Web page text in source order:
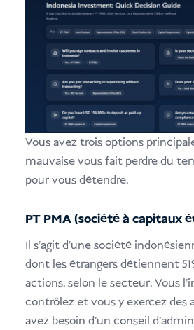
Vous avez trois options
mauvaise vous fait perdre du
pour vous détendre.
PT PMA (société à capitaux
Il s'agit d'une société
dont les étrangers détiennent
actions, selon le secteur. Vous
contrôlez et vous y exercez des
avez besoin d'un conseil